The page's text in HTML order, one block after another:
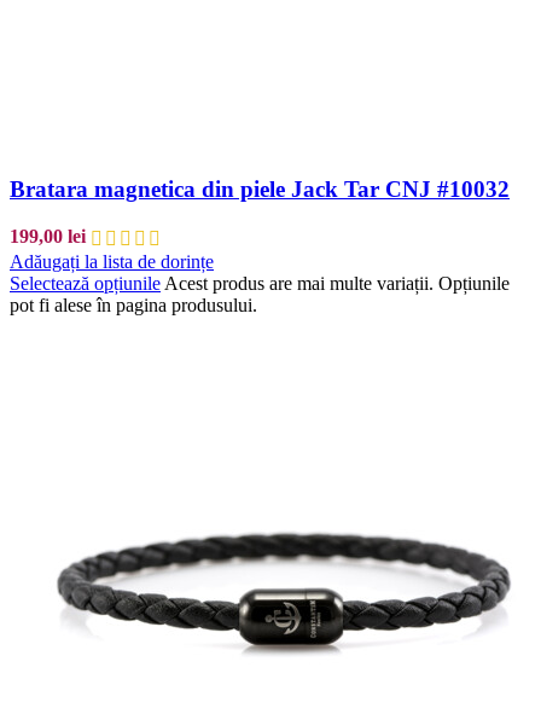
Bratara magnetica din piele Jack Tar CNJ #10032
199,00 lei
Adăugați la lista de dorințe
Selectează opțiunile Acest produs are mai multe variații. Opțiunile
pot fi alese în pagina produsului.